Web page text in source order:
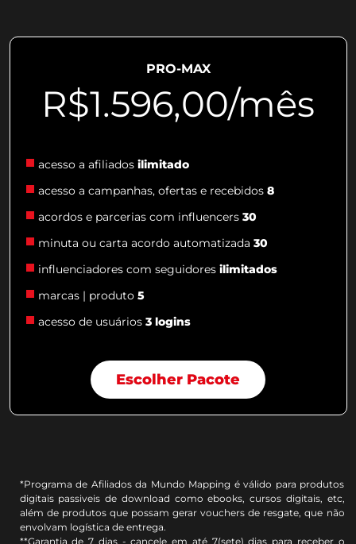
PRO-MAX
R$1.596,00/mês
acesso a afiliados ilimitado
acesso a campanhas, ofertas e recebidos 8
acordos e parcerias com influencers 30
minuta ou carta acordo automatizada 30
influenciadores com seguidores ilimitados
marcas | produto 5
acesso de usuários 3 logins
Escolher Pacote
*Programa de Afiliados da Mundo Mapping é válido para produtos
digitais passiveis de download como ebooks, cursos digitais, etc,
além de produtos que possam gerar vouchers de resgate, que não
envolvam logística de entrega.
**Garantia de 7 dias - cancele em até 7(sete) dias para receber o